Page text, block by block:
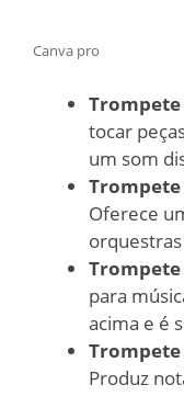
Canva pro
tocar
um som
Trompete
Oferece
Trompete
para
acima e é
Trompete
Produz